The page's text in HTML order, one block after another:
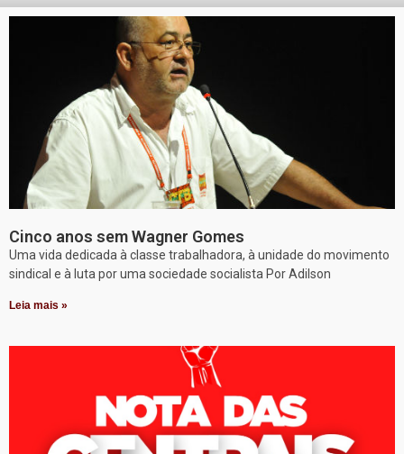
Cinco anos sem Wagner Gomes
Uma vida dedicada à classe trabalhadora, à unidade do movimento
sindical e à luta por uma sociedade socialista Por Adilson
Leia mais »